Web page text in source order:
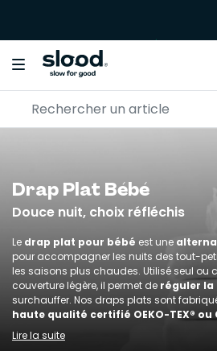
Drap Plat Bébé
Douce nuit, choix réfléchis
Le drap plat pour bébé est une
pour accompagner les nuits des tout-
les saisons plus chaudes. Utilisé seul ou
couverture légère, il permet de réguler
surchauffer. Nos draps plats sont
haute qualité certifié OEKO-TEX® ou
l’absence de substances nocives et un
fragile de bébé. Conçus pour s’adapter à
Lire la suite